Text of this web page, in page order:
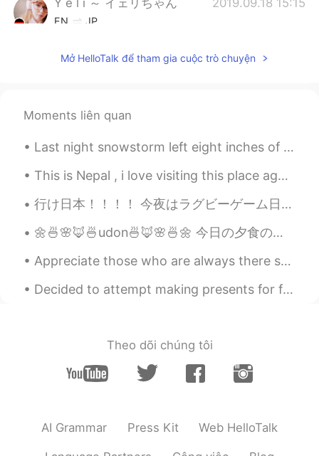
Y e l i ～ イェリちゃん 2019.09.18 15:15
EN JP
An welcher Uni studierst du jetzt?😊
Y e l i ～ イェリちゃん 2019.09.18 11:46
@Mehdi Mido
Langweilige Bücher lese
ich auch nicht~Man muss halt etwas
AR DE
ich weiße nicht warum, aber ich habe nie
Mở HelloTalk để tham gia cuộc trò chuyện
Moments liên quan
Last night snowstorm left eight inches of icy snow. 🧊❄️ During the night, I felt extremely cold....
This is Nepal , i love visiting this place again and again . Hills here are amazing . How do yo...
行け日本！！！！ 今夜はラグビーゲーム日本とサモアを見ました あいかわらずも、サモアはプレーヤーは強いです。 しかし日本で38ー19勝利しました！ 日本ではおつかれさまでした！！ ラメキと松島...
🌼🍜🌸🦊🍜udon🍜🦊🌸🍜🌼 今日の夕食のメニューは載せているカラフルな野菜のキツネ風のうどんです♪ Today’s dinner menu is colorful veggies atop ...
Appreciate those who are always there standing beside you no matter what! It's a bad human nature...
Decided to attempt making presents for family. I am not good at painting or crafting. but I had f...
Theo dõi chúng tôi
AI Grammar Press Kit Web HelloTalk